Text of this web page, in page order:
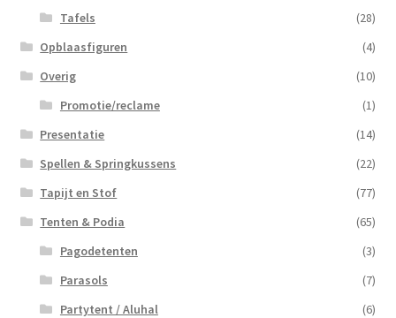
Tafels
(28)
Opblaasfiguren
(4)
Overig
(10)
Promotie/reclame
(1)
Presentatie
(14)
Spellen & Springkussens
(22)
Tapijt en Stof
(77)
Tenten & Podia
(65)
Pagodetenten
(3)
Parasols
(7)
Partytent / Aluhal
(6)